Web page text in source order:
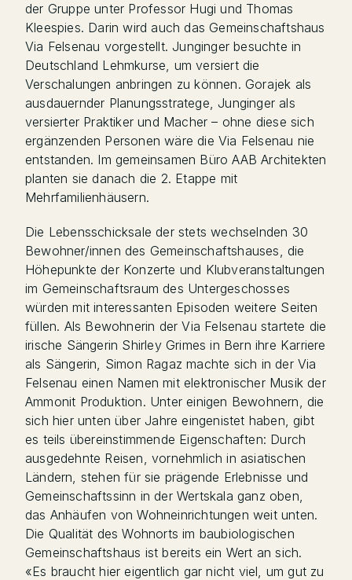
der Gruppe unter Professor Hugi und Thomas
Kleespies. Darin wird auch das Gemeinschaftshaus
Via Felsenau vorgestellt. Junginger besuchte in
Deutschland Lehmkurse, um versiert die
Verschalungen anbringen zu können. Gorajek als
ausdauernder Planungsstratege, Junginger als
versierter Praktiker und Macher – ohne diese sich
ergänzenden Personen wäre die Via Felsenau nie
entstanden. Im gemeinsamen Büro AAB Architekten
planten sie danach die 2. Etappe mit
Mehrfamilienhäusern.
Die Lebensschicksale der stets wechselnden 30
Bewohner/innen des Gemeinschaftshauses, die
Höhepunkte der Konzerte und Klubveranstaltungen
im Gemeinschaftsraum des Untergeschosses
würden mit interessanten Episoden weitere Seiten
füllen. Als Bewohnerin der Via Felsenau startete die
irische Sängerin Shirley Grimes in Bern ihre Karriere
als Sängerin, Simon Ragaz machte sich in der Via
Felsenau einen Namen mit elektronischer Musik der
Ammonit Produktion. Unter einigen Bewohnern, die
sich hier unten über Jahre eingenistet haben, gibt
es teils übereinstimmende Eigenschaften: Durch
ausgedehnte Reisen, vornehmlich in asiatischen
Ländern, stehen für sie prägende Erlebnisse und
Gemeinschaftssinn in der Wertskala ganz oben,
das Anhäufen von Wohneinrichtungen weit unten.
Die Qualität des Wohnorts im baubiologischen
Gemeinschaftshaus ist bereits ein Wert an sich.
«Es braucht hier eigentlich gar nicht viel, um gut zu